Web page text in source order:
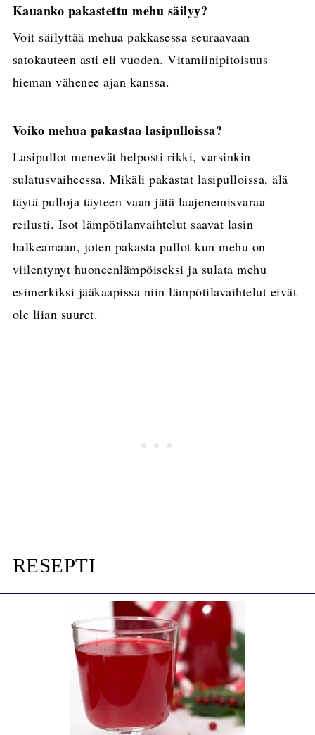
Kauanko pakastettu mehu säilyy?
Voit säilyttää mehua pakkasessa seuraavaan
satokauteen asti eli vuoden. Vitamiinipitoisuus
hieman vähenee ajan kanssa.
Voiko mehua pakastaa lasipulloissa?
Lasipullot menevät helposti rikki, varsinkin
sulatusvaiheessa. Mikäli pakastat lasipulloissa, älä
täytä pulloja täyteen vaan jätä laajenemisvaraa
reilusti. Isot lämpötilanvaihtelut saavat lasin
halkeamaan, joten pakasta pullot kun mehu on
viilentynyt huoneenlämpöiseksi ja sulata mehu
esimerkiksi jääkaapissa niin lämpötilavaihtelut eivät
ole liian suuret.
RESEPTI